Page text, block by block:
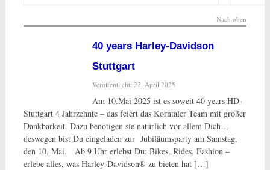
Nach oben
40 years Harley-Davidson
Stuttgart
Veröffentlicht: 22. April 2025
Am 10.Mai 2025 ist es soweit 40 years HD-
Stuttgart 4 Jahrzehnte – das feiert das Korntaler Team mit großer
Dankbarkeit. Dazu benötigen sie natürlich vor allem Dich…
deswegen bist Du eingeladen zur Jubiläumsparty am Samstag,
den 10. Mai. Ab 9 Uhr erlebst Du: Bikes, Rides, Fashion –
erlebe alles, was Harley-Davidson® zu bieten hat […]